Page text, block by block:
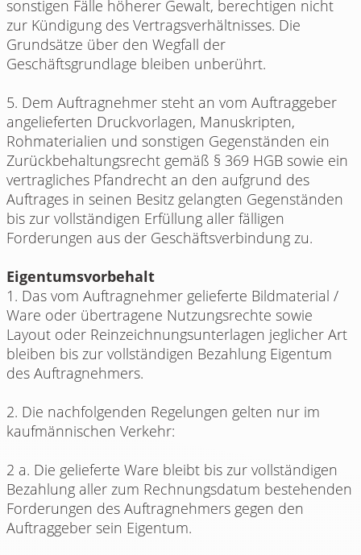
sonstigen Fälle höherer Gewalt, berechtigen nicht
zur Kündigung des Vertragsverhältnisses. Die
Grundsätze über den Wegfall der
Geschäftsgrundlage bleiben unberührt.
5. Dem Auftragnehmer steht an vom Auftraggeber
angelieferten Druckvorlagen, Manuskripten,
Rohmaterialien und sonstigen Gegenständen ein
Zurückbehaltungsrecht gemäß § 369 HGB sowie ein
vertragliches Pfandrecht an den aufgrund des
Auftrages in seinen Besitz gelangten Gegenständen
bis zur vollständigen Erfüllung aller fälligen
Forderungen aus der Geschäftsverbindung zu.
Eigentumsvorbehalt
1. Das vom Auftragnehmer gelieferte Bildmaterial /
Ware oder übertragene Nutzungsrechte sowie
Layout oder Reinzeichnungsunterlagen jeglicher Art
bleiben bis zur vollständigen Bezahlung Eigentum
des Auftragnehmers.
2. Die nachfolgenden Regelungen gelten nur im
kaufmännischen Verkehr:
2 a. Die gelieferte Ware bleibt bis zur vollständigen
Bezahlung aller zum Rechnungsdatum bestehenden
Forderungen des Auftragnehmers gegen den
Auftraggeber sein Eigentum.